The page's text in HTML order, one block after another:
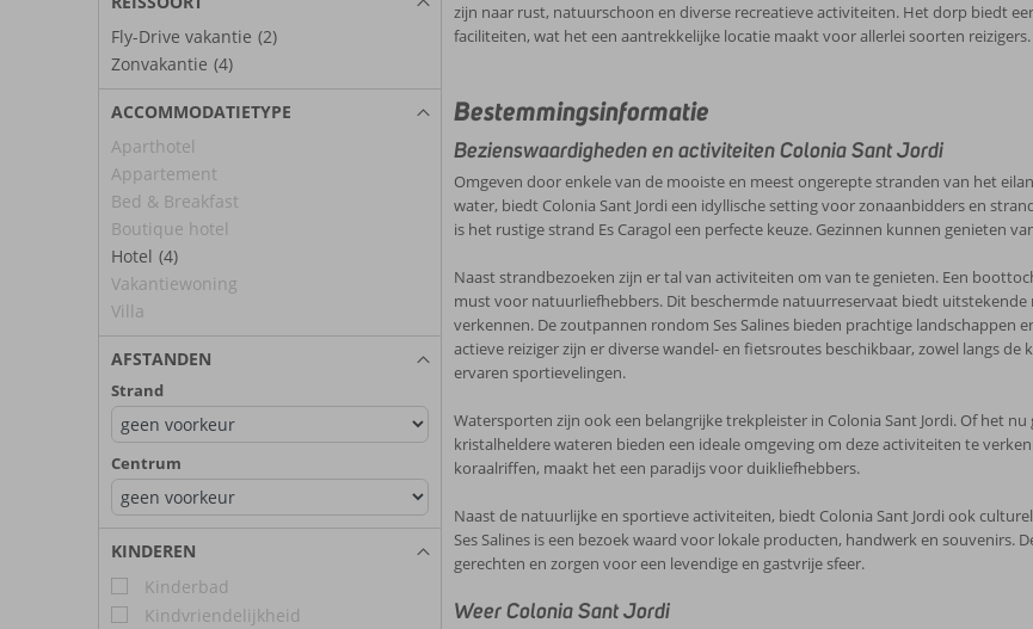
Fly-Drive vakantie (2)
Zonvakantie (4)
ACCOMMODATIETYPE
Aparthotel
Appartement
Bed & Breakfast
Boutique hotel
Hotel (4)
Vakantiewoning
Villa
AFSTANDEN
Strand
Centrum
KINDEREN
Kinderbad
Kindvriendelijkheid
zijn naar rust, natuurschoon en diverse recreatieve activiteiten. Het dorp biedt
faciliteiten, wat het een aantrekkelijke locatie maakt voor allerlei soorten reizigers.
Bestemmingsinformatie
Bezienswaardigheden en activiteiten Colonia Sant Jordi
Omgeven door enkele van de mooiste en meest ongerepte stranden van het
water, biedt Colonia Sant Jordi een idyllische setting voor zonaanbidders en
is het rustige strand Es Caragol een perfecte keuze. Gezinnen kunnen genieten
Naast strandbezoeken zijn er tal van activiteiten om van te genieten. Een
must voor natuurliefhebbers. Dit beschermde natuurreservaat biedt
verkennen. De zoutpannen rondom Ses Salines bieden prachtige landschappen
actieve reiziger zijn er diverse wandel- en fietsroutes beschikbaar, zowel langs
ervaren sportievelingen.
Watersporten zijn ook een belangrijke trekpleister in Colonia Sant Jordi. Of het
kristalheldere wateren bieden een ideale omgeving om deze activiteiten te
koraalriffen, maakt het een paradijs voor duikliefhebbers.
Naast de natuurlijke en sportieve activiteiten, biedt Colonia Sant Jordi ook
Ses Salines is een bezoek waard voor lokale producten, handwerk en souvenirs.
gerechten en zorgen voor een levendige en gastvrije sfeer.
Weer Colonia Sant Jordi